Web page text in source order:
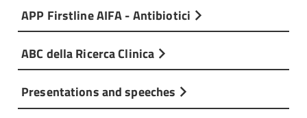
APP Firstline AIFA - Antibiotici
ABC della Ricerca Clinica
Presentations and speeches